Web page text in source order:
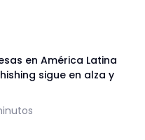
en América Latina
sigue en alza y